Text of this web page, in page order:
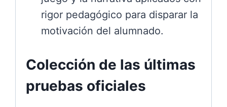
rigor pedagógico para disparar la
motivación del alumnado.
Colección de las últimas
pruebas oficiales